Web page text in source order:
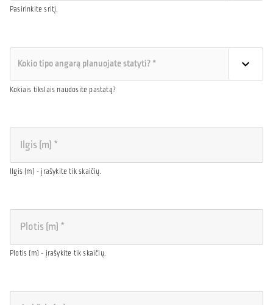
Pasirinkite sritį.
Kokiais tikslais naudosite pastatą?
Ilgis (m) - įrašykite tik skaičių.
Plotis (m) - įrašykite tik skaičių.